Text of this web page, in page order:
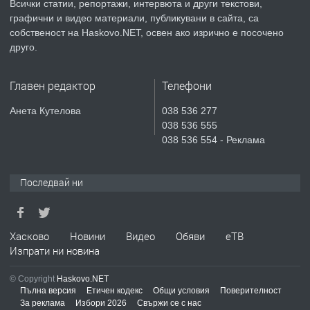
преди 3 дни
ПРЕДЛАГА СГЛОБЯВАНЕ НА МЕБЕЛИ.
№4119 Едностаен обзаведен
преди 15 часа
Всички статии, репортажи, интервюта и други текстови,
графични и видео материали, публикувани в сайта, са
собственост на Haskovo.NET, освен ако изрично е посочено
друго.
Главен редактор
Анета Кутелова
Телефони
038 536 277
038 536 555
038 536 554 - Реклама
Последвай ни
Хасково Новини Видео Обяви
еТВ
Изпрати ни новина
© Copyright Haskovo.NET
Пълна версия
Етичен кодекс Общи условия
Поверителност
За реклама
Избори 2026 Свържи се с нас